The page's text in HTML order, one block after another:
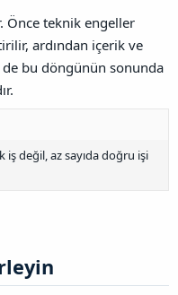
Önce teknik engeller
ardından içerik ve
de bu döngünün sonunda
iş değil, az sayıda doğru işi